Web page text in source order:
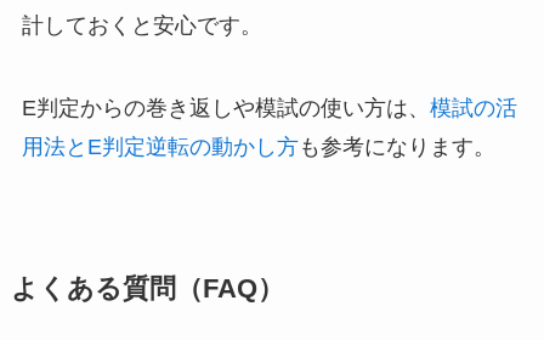
計しておくと安心です。
E判定からの巻き返しや模試の使い方は、 模試の活
用法とE判定逆転の動かし方も参考になります。
よくある質問（FAQ）